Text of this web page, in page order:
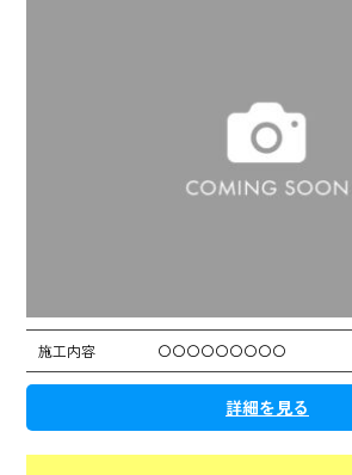
施工内容 〇〇〇〇〇〇〇〇〇
詳細を見る